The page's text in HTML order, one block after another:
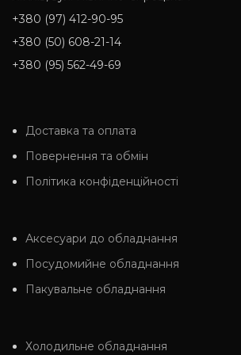
+380 (97) 412-90-95
+380 (50) 608-21-14
+380 (95) 562-49-69
Доставка та оплата
Повернення та обмін
Політика конфіденційності
Аксесуари до обладнання
Посудомийне обладнання
Пакувальне обладнання
Холодильне обладнання